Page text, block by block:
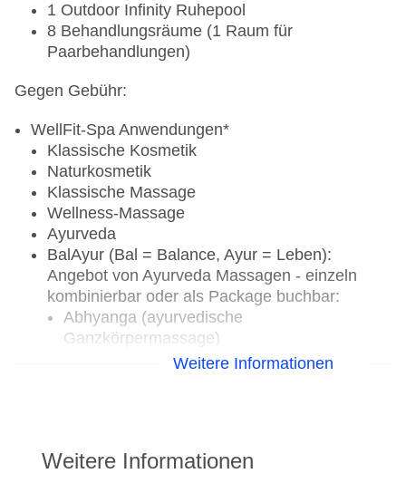
Ausstattung:
6 Tennisplätze (Kunstrasen/Quarzsand), 3 davon
mit Flutlicht
ROBINSON Tennisschule
HEAD Rackets-Testkontingente
Ohne Gebühr:
Nutzung der Tennisplätze mit Reservierung bis 24
Stunden im Voraus über die ROBINSON App
HEAD Schlägerverleih
Gegen Gebühr:
Reservierung der Tennisplätze über 24 Stunden
im Voraus auf Anfrage
Wöchentliches Play&Stay
Kirschbaum Saiten, Griffbändern und Dämpfern
1 Outdoor Infinity Ruhepool
8 Behandlungsräume (1 Raum für
Paarbehandlungen)
Gegen Gebühr:
WellFit-Spa Anwendungen*
Klassische Kosmetik
Naturkosmetik
Klassische Massage
Wellness-Massage
Ayurveda
BalAyur (Bal = Balance, Ayur = Leben):
Angebot von Ayurveda Massagen - einzeln
kombinierbar oder als Package buchbar:
Abhyanga (ayurvedische
Ganzkörpermassage)
Pristabhyanga (ayurvedische
Ort bei einem Fremdunternehmen gebucht werden; es
Weitere Informationen
Weitere Informationen